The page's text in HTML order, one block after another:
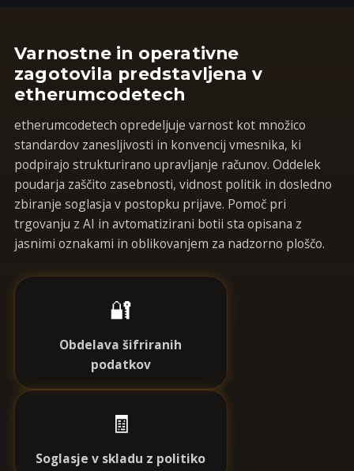
Varnostne in operativne
zagotovila predstavljena v
etherumcodetech
etherumcodetech opredeljuje varnost kot množico
standardov zanesljivosti in konvencij vmesnika, ki
podpirajo strukturirano upravljanje računov. Oddelek
poudarja zaščito zasebnosti, vidnost politik in dosledno
zbiranje soglasja v postopku prijave. Pomoč pri
trgovanju z AI in avtomatizirani botii sta opisana z
jasnimi oznakami in oblikovanjem za nadzorno ploščo.
🔐
Obdelava šifriranih
podatkov
🧾
Soglasje v skladu z politiko